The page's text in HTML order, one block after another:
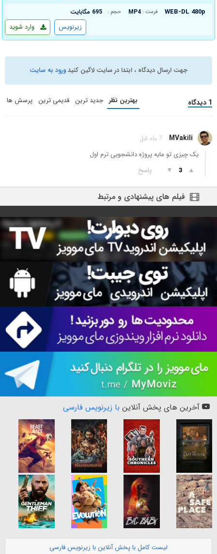
WEB-DL 480p فرمت : MP4 حجم : 695 مگابایت
وارد شوید زیرنویس
جهت ارسال دیدگاه ، ابتدا در سایت لاگین کنیدورود به سایت
1 دیدگاه بهترین نظر جدید ترین قدیمی ترین پرسش ها
MVakili 7 ماه قبل
یک چیزی تو مایه پروژه دانشجویی ترم اول
▲
3
▼ پاسخ
فیلم های پیشنهادی و مرتبط
آخرین های پخش آنلاین با زیرنویس فارسی
لیست کامل با پخش آنلاین با زیرنویس فارسی